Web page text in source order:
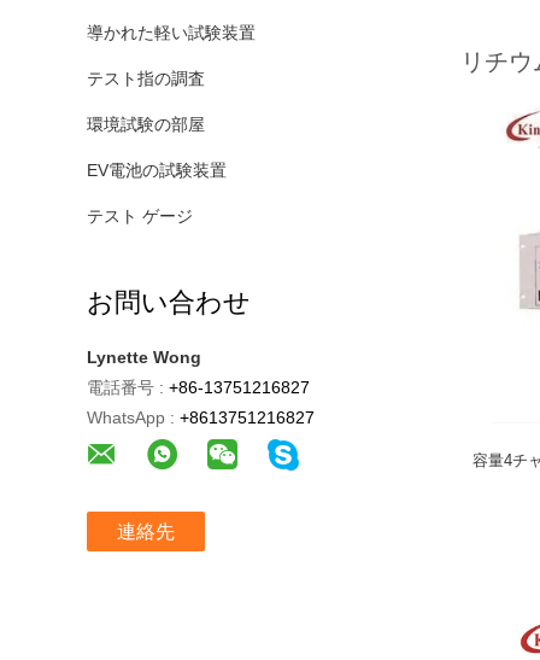
導かれた軽い試験装置
テスト指の調査
環境試験の部屋
EV電池の試験装置
テスト ゲージ
お問い合わせ
Lynette Wong
電話番号 : +86-13751216827
WhatsApp : +8613751216827
連絡先
リチ
容量4チ